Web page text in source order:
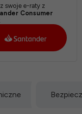
swoje e-raty z
Consumer